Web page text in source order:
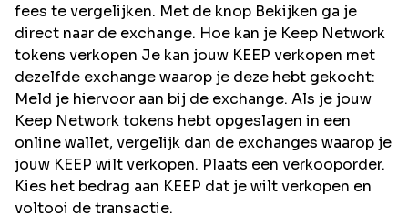
fees te vergelijken. Met de knop Bekijken ga je
direct naar de exchange. Hoe kan je Keep Network
tokens verkopen Je kan jouw KEEP verkopen met
dezelfde exchange waarop je deze hebt gekocht:
Meld je hiervoor aan bij de exchange. Als je jouw
Keep Network tokens hebt opgeslagen in een
online wallet, vergelijk dan de exchanges waarop je
jouw KEEP wilt verkopen. Plaats een verkooporder.
Kies het bedrag aan KEEP dat je wilt verkopen en
voltooi de transactie.